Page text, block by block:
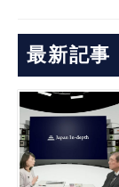
最新記事